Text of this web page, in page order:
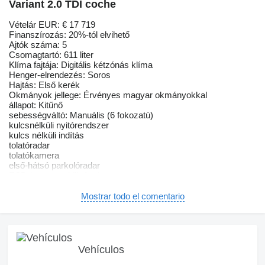
Variant 2.0 TDI coche
Vételár EUR: € 17 719
Finanszírozás: 20%-tól elvihető
Ajtók száma: 5
Csomagtartó: 611 liter
Klíma fajtája: Digitális kétzónás klíma
Henger-elrendezés: Soros
Hajtás: Első kerék
Okmányok jellege: Érvényes magyar okmányokkal
állapot: Kitűnő
sebességváltó: Manuális (6 fokozatú)
kulcsnélküli nyitórendszer
kulcs nélküli indítás
tolatóradar
tolatókamera
első-hátsó parkolóradar
ütközés veszélyre felkészítő rendszer
guminyomás-ellenőrző rendszer
indításgátló (immobiliser)
visszagurulás-gátló
Mostrar todo el comentario
Vehículos